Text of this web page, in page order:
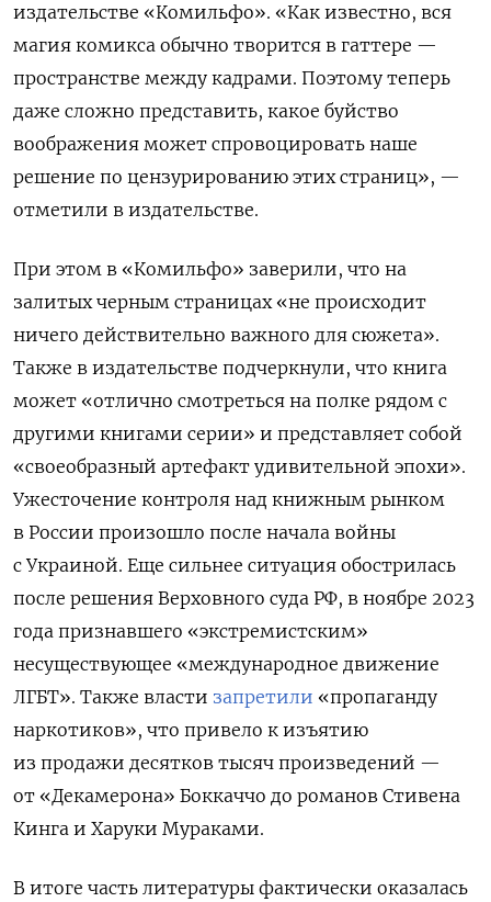
издательстве «Комильфо». «Как известно, вся
магия комикса обычно творится в гаттере —
пространстве между кадрами. Поэтому теперь
даже сложно представить, какое буйство
воображения может спровоцировать наше
решение по цензурированию этих страниц», —
отметили в издательстве.
При этом в «Комильфо» заверили, что на
залитых черным страницах «не происходит
ничего действительно важного для сюжета».
Также в издательстве подчеркнули, что книга
может «отлично смотреться на полке рядом с
другими книгами серии» и представляет собой
«своеобразный артефакт удивительной эпохи».
Ужесточение контроля над книжным рынком
в России произошло после начала войны
с Украиной. Еще сильнее ситуация обострилась
после решения Верховного суда РФ, в ноябре 2023
года признавшего «экстремистским»
несуществующее «международное движение
ЛГБТ». Также власти запретили «пропаганду
наркотиков», что привело к изъятию
из продажи десятков тысяч произведений —
от «Декамерона» Боккаччо до романов Стивена
Кинга и Харуки Мураками.
В итоге часть литературы фактически оказалась